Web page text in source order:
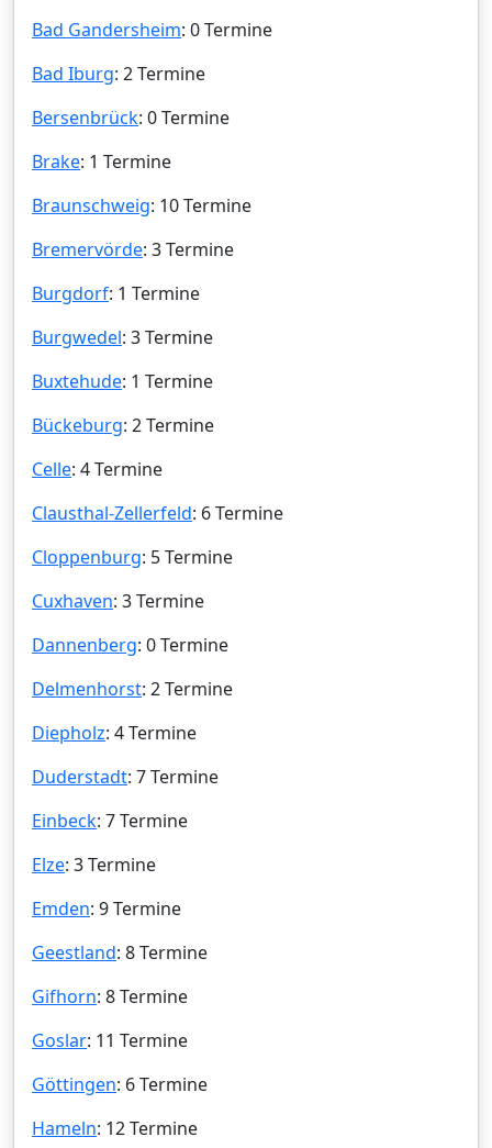
Bad Gandersheim: 0 Termine
Bad Iburg: 2 Termine
Bersenbrück: 0 Termine
Brake: 1 Termine
Braunschweig: 10 Termine
Bremervörde: 3 Termine
Burgdorf: 1 Termine
Burgwedel: 3 Termine
Buxtehude: 1 Termine
Bückeburg: 2 Termine
Celle: 4 Termine
Clausthal-Zellerfeld: 6 Termine
Cloppenburg: 5 Termine
Cuxhaven: 3 Termine
Dannenberg: 0 Termine
Delmenhorst: 2 Termine
Diepholz: 4 Termine
Duderstadt: 7 Termine
Einbeck: 7 Termine
Elze: 3 Termine
Emden: 9 Termine
Geestland: 8 Termine
Gifhorn: 8 Termine
Goslar: 11 Termine
Göttingen: 6 Termine
Hameln: 12 Termine